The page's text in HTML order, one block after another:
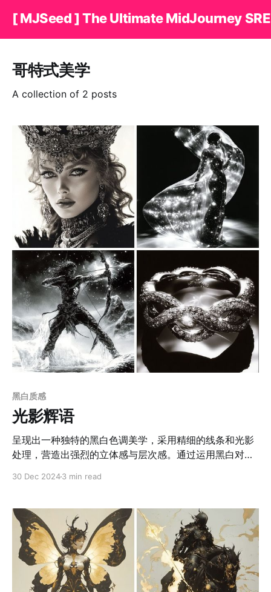
[ MJSeed ] The Ultimate MidJourney
哥特式美学
A collection of 2 posts
黑白质感
光影辉语
呈现出一种独特的黑白色调美学，采用精细的线条和光影
处理，营造出强烈的立体感与层次感。通过运用黑白对比
突出了人物的独特魅力。画面风格极富装饰性和叙事感，
具有强烈的戏剧张力与情绪渲染。人物形象融合了哥特、
奇幻与古典元素，突出了精致的妆容、复杂的头饰和服饰
纹理，营造出冷艳高贵的视觉氛围。背景和配件设计紧密
结合人物主题，进一步加强了叙事深度与奇幻意象。构图
布局注重平衡且富有叙事性，人物与环境的结合紧密而不
30 Dec 20243 min read